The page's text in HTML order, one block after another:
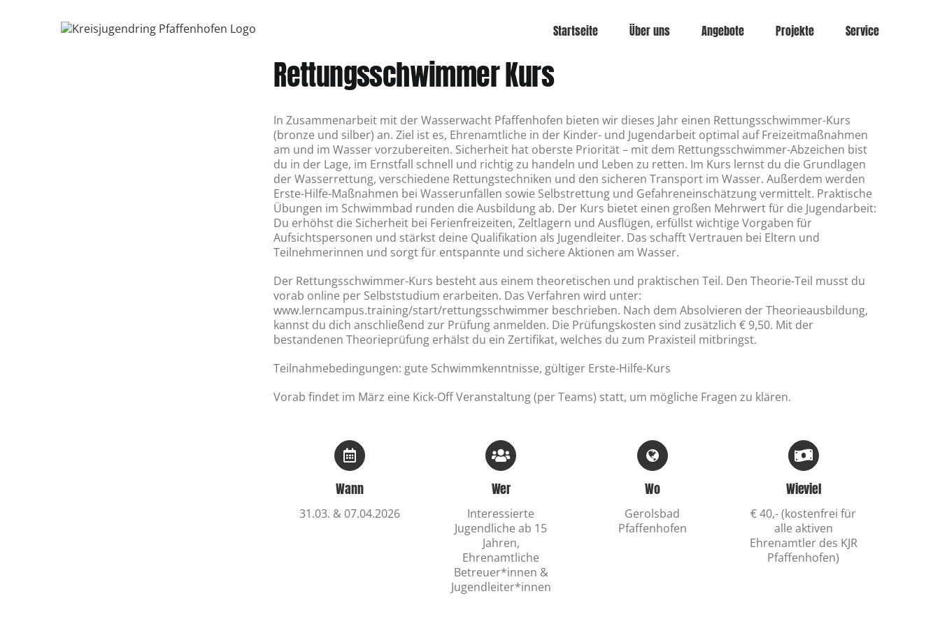
Startseite Über uns Angebote Projekte Service
Rettungsschwimmer Kurs
In Zusammenarbeit mit der Wasserwacht Pfaffenhofen bieten wir dieses Jahr einen Rettungsschwimmer-Kurs
(bronze und silber) an. Ziel ist es, Ehrenamtliche in der Kinder- und Jugendarbeit optimal auf Freizeitmaßnahmen
am und im Wasser vorzubereiten. Sicherheit hat oberste Priorität – mit dem Rettungsschwimmer-Abzeichen bist
du in der Lage, im Ernstfall schnell und richtig zu handeln und Leben zu retten. Im Kurs lernst du die Grundlagen
der Wasserrettung, verschiedene Rettungstechniken und den sicheren Transport im Wasser. Außerdem werden
Erste-Hilfe-Maßnahmen bei Wasserunfällen sowie Selbstrettung und Gefahreneinschätzung vermittelt. Praktische
Übungen im Schwimmbad runden die Ausbildung ab. Der Kurs bietet einen großen Mehrwert für die Jugendarbeit:
Du erhöhst die Sicherheit bei Ferienfreizeiten, Zeltlagern und Ausflügen, erfüllst wichtige Vorgaben für
Aufsichtspersonen und stärkst deine Qualifikation als Jugendleiter. Das schafft Vertrauen bei Eltern und
Teilnehmerinnen und sorgt für entspannte und sichere Aktionen am Wasser.
Der Rettungsschwimmer-Kurs besteht aus einem theoretischen und praktischen Teil. Den Theorie-Teil musst du
vorab online per Selbststudium erarbeiten. Das Verfahren wird unter:
www.lerncampus.training/start/rettungsschwimmer beschrieben. Nach dem Absolvieren der Theorieausbildung,
kannst du dich anschließend zur Prüfung anmelden. Die Prüfungskosten sind zusätzlich € 9,50. Mit der
bestandenen Theorieprüfung erhälst du ein Zertifikat, welches du zum Praxisteil mitbringst.
Teilnahmebedingungen: gute Schwimmkenntnisse, gültiger Erste-Hilfe-Kurs
Vorab findet im März eine Kick-Off Veranstaltung (per Teams) statt, um mögliche Fragen zu klären.
Wann
31.03. & 07.04.2026
Wer
Interessierte
Jugendliche ab 15
Jahren,
Ehrenamtliche
Betreuer*innen &
Jugendleiter*innen
Wo
Gerolsbad
Pfaffenhofen
Wieviel
€ 40,- (kostenfrei für
alle aktiven
Ehrenamtler des KJR
Pfaffenhofen)